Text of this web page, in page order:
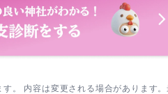
。 内容は変更される場合があります